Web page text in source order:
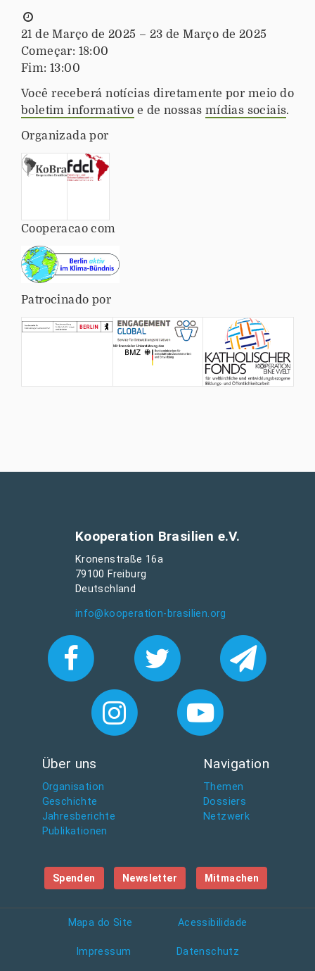
e
t
o
o
n
c
?
Q
u
a
o
a
c
o
e
e
o
v
e
?
21 de Março de 2025 – 23 de Março de 2025
Começar: 18:00
Fim: 13:00
Você receberá notícias diretamente por meio do
boletim informativo e de nossas mídias sociais.
Organizada por
Cooperacao com
Patrocinado por
Kooperation Brasilien e.V.
Kronenstraße 16a
79100 Freiburg
Deutschland
info@kooperation-brasilien.org
Über uns
Organisation
Geschichte
Jahresberichte
Publikationen
Navigation
Themen
Dossiers
Netzwerk
Spenden Newsletter Mitmachen
Mapa do Site Acessibilidade
Impressum Datenschutz